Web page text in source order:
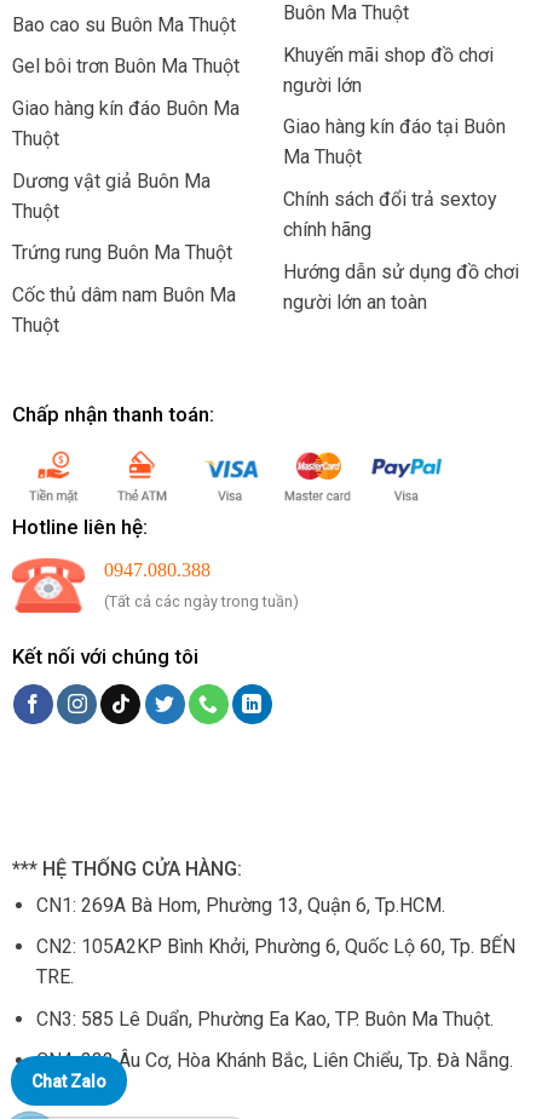
Bao cao su Buôn Ma Thuột
Gel bôi trơn Buôn Ma Thuột
Giao hàng kín đáo Buôn Ma
Thuột
Dương vật giả Buôn Ma
Thuột
Trứng rung Buôn Ma Thuột
Cốc thủ dâm nam Buôn Ma
Thuột
Buôn Ma Thuột
Khuyến mãi shop đồ chơi
người lớn
Giao hàng kín đáo tại Buôn
Ma Thuột
Chính sách đổi trả sextoy
chính hãng
Hướng dẫn sử dụng đồ chơi
người lớn an toàn
Chấp nhận thanh toán:
Hotline liên hệ:
0947.080.388
(Tất cả các ngày trong tuần)
Kết nối với chúng tôi
*** HỆ THỐNG CỬA HÀNG:
CN1:269A Bà Hom, Phường 13, Quận 6, Tp.HCM.
CN2: 105A2KP Bình Khởi, Phường 6, Quốc Lộ 60, Tp. BẾN
TRE.
CN3: 585 Lê Duẩn, Phường Ea Kao, TP. Buôn Ma Thuột.
CN4:333 Âu Cơ, Hòa Khánh Bắc, Liên Chiểu, Tp. Đà Nẵng.
Chat Zalo